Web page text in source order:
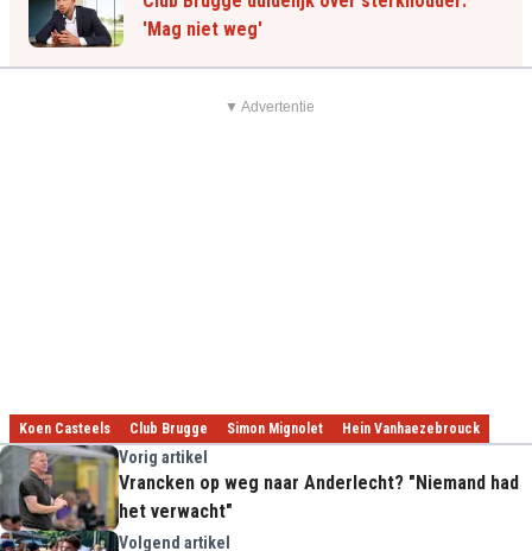
'Mag niet weg'
▼ Advertentie
Koen Casteels Club Brugge Simon Mignolet Hein Vanhaezebrouck
Vorig artikel
Vrancken op weg naar Anderlecht? "Niemand had
het verwacht"
Volgend artikel